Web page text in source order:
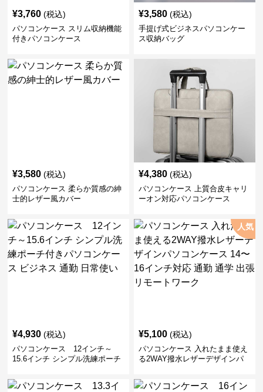
¥3,760 (税込)
パソコンケース スリム収納機能
付きパソコンケース
¥3,580 (税込)
手提げ式ビジネスパソコンケー
ス収納バッグ
¥3,580 (税込)
パソコンケース 柔らか質感の紳
士的レザー風カバー
¥4,380 (税込)
パソコンケース 上質合皮キャリ
ーオン対応パソコンケース
¥4,930 (税込)
パソコンケース 12インチ～
15.6インチ シンプル洗練ポーチ
勤 日常使い
人気
¥5,100 (税込)
パソコンケース 入れたまま使え
る2WAY撥水レザーデザインパ
通勤 通学 出張 リモートワーク